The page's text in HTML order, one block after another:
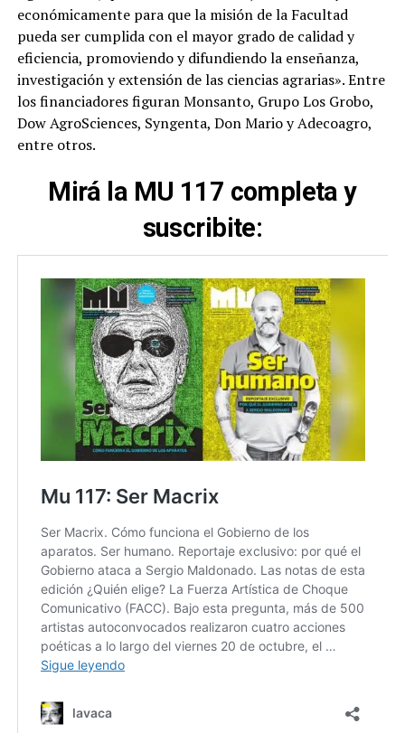
económicamente para que la misión de la Facultad
pueda ser cumplida con el mayor grado de calidad y
eficiencia, promoviendo y difundiendo la enseñanza,
investigación y extensión de las ciencias agrarias». Entre
los financiadores figuran Monsanto, Grupo Los Grobo,
Dow AgroSciences, Syngenta, Don Mario y Adecoagro,
entre otros.
Mirá la MU 117 completa y
suscribite: